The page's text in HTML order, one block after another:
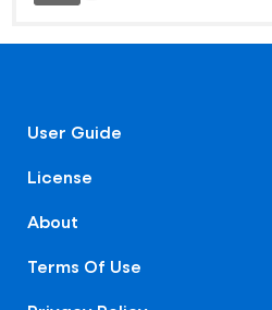
User Guide
License
About
Terms Of Use